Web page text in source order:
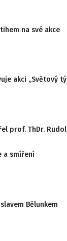
na své akce
akci „Světový
prof. ThDr.
a smíření
Bělunkem